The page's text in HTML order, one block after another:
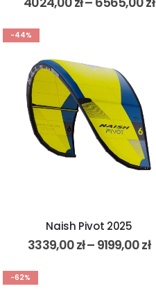
-44%
Naish Pivot 2025
3339,00zł– 9199,00zł
-62%